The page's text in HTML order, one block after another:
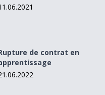
de contrat en